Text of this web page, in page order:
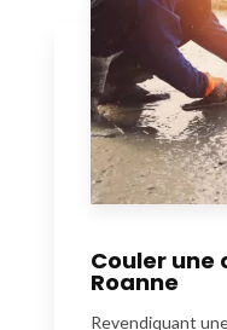
Couler une
Roanne
Revendiquant